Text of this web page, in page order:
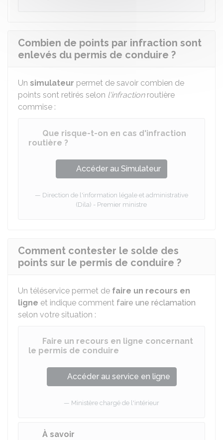
Combien de points par infraction sont
enlevés du permis de conduire ?
Un simulateur permet de savoir combien de
points sont retirés selon l'infractionroutière
commise :
Que risque-t-on en cas d'infraction
routière ?
Accéder au Simulateur
Direction de l'information légale et administrative
(Dila) - Premier ministre
Comment contester le solde des
points sur le permis de conduire ?
Un téléservice permet de faire un recours en
ligne et indique comment faire une réclamation
selon votre situation :
Faire un recours en ligne concernant
le permis de conduire
Accéder au service en ligne
Ministère chargé de l'intérieur
À savoir